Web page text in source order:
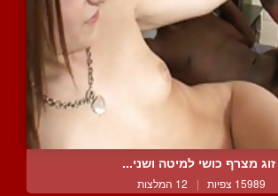
זוג מצרף כושי למיטה ושני...
15989 צפיות | 12 המלצות